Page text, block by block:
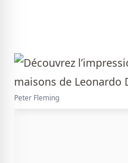
Peter Fleming